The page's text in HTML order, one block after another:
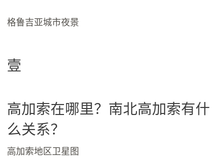
格鲁吉亚城市夜景
壹
高加索在哪里？南北高加索有什
么关系？
高加索地区卫星图